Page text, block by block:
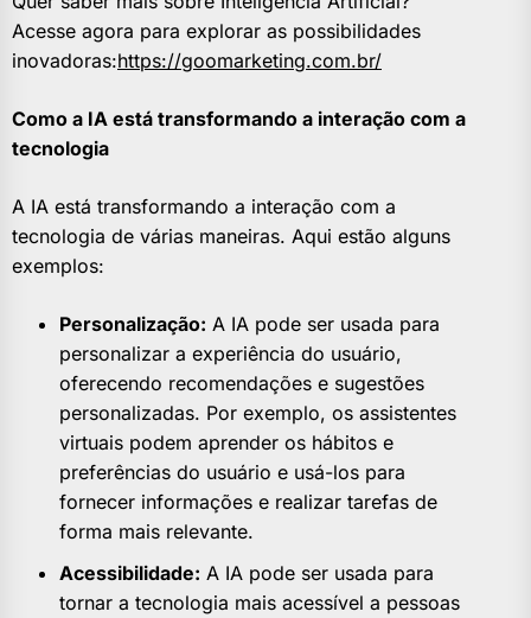
Acesse agora para explorar as possibilidades
inovadoras:https://goomarketing.com.br/
Como a IA está transformando a interação com a
tecnologia
A IA está transformando a interação com a
tecnologia de várias maneiras. Aqui estão alguns
exemplos:
Personalização: A IA pode ser usada para
personalizar a experiência do usuário,
oferecendo recomendações e sugestões
personalizadas. Por exemplo, os assistentes
virtuais podem aprender os hábitos e
preferências do usuário e usá-los para
fornecer informações e realizar tarefas de
forma mais relevante.
Acessibilidade: A IA pode ser usada para
tornar a tecnologia mais acessível a pessoas